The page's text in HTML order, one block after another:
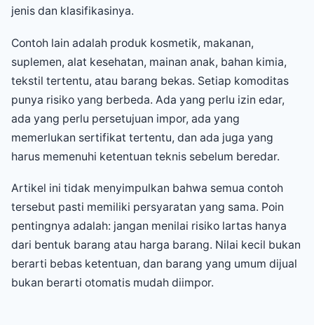
jenis dan klasifikasinya.
Contoh lain adalah produk kosmetik, makanan,
suplemen, alat kesehatan, mainan anak, bahan kimia,
tekstil tertentu, atau barang bekas. Setiap komoditas
punya risiko yang berbeda. Ada yang perlu izin edar,
ada yang perlu persetujuan impor, ada yang
memerlukan sertifikat tertentu, dan ada juga yang
harus memenuhi ketentuan teknis sebelum beredar.
Artikel ini tidak menyimpulkan bahwa semua contoh
tersebut pasti memiliki persyaratan yang sama. Poin
pentingnya adalah: jangan menilai risiko lartas hanya
dari bentuk barang atau harga barang. Nilai kecil bukan
berarti bebas ketentuan, dan barang yang umum dijual
bukan berarti otomatis mudah diimpor.